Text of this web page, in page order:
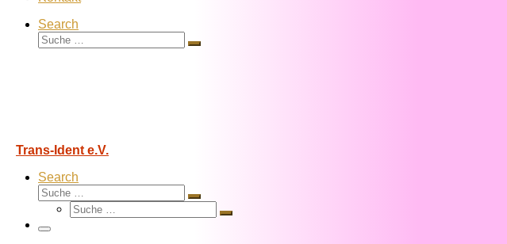
Search
Suche
Suche
Trans-Ident e.V.
Search
Suche
Suche
Suche
Suche
Menü